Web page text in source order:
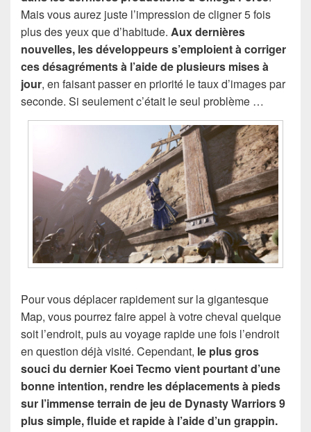
Mais vous aurez juste l’impression de cligner 5 fois
plus des yeux que d’habitude. Aux dernières
nouvelles, les développeurs s’emploient à corriger
ces désagréments à l’aide de plusieurs mises à
jour, en faisant passer en priorité le taux d’images par
seconde. Si seulement c’était le seul problème …
Pour vous déplacer rapidement sur la gigantesque
Map, vous pourrez faire appel à votre cheval quelque
soit l’endroit, puis au voyage rapide une fois l’endroit
en question déjà visité. Cependant, le plus gros
souci du dernier Koei Tecmo vient pourtant d’une
bonne intention, rendre les déplacements à pieds
sur l’immense terrain de jeu de Dynasty Warriors 9
plus simple, fluide et rapide à l’aide d’un grappin.